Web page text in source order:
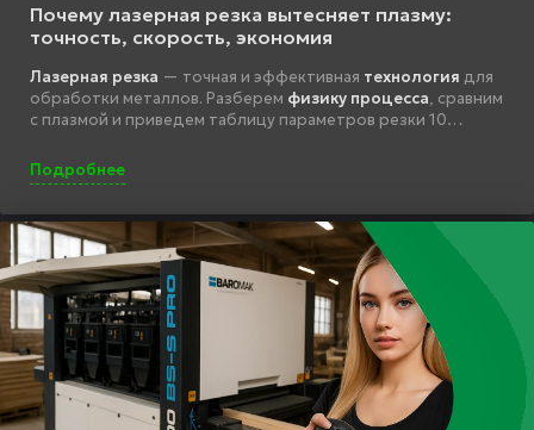
Почему лазерная резка вытесняет плазму:
точность, скорость, экономия
Лазерная резка — точная и эффективная технология для
обработки металлов. Разберем физику процесса, сравним
с плазмой и приведем таблицу параметров резки 10
Подробнее